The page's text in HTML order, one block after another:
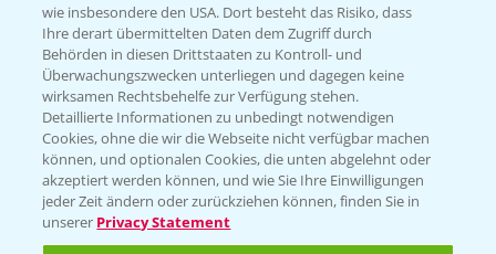
Hilfe in Notfällen
T.+49 (0)214/30-20220
Folgen Sie uns
wie insbesondere den USA. Dort besteht das Risiko, dass
Ihre derart übermittelten Daten dem Zugriff durch
Behörden in diesen Drittstaaten zu Kontroll- und
Überwachungszwecken unterliegen und dagegen keine
wirksamen Rechtsbehelfe zur Verfügung stehen.
Detaillierte Informationen zu unbedingt notwendigen
Cookies, ohne die wir die Webseite nicht verfügbar machen
können, und optionalen Cookies, die unten abgelehnt oder
akzeptiert werden können, und wie Sie Ihre Einwilligungen
jeder Zeit ändern oder zurückziehen können, finden Sie in
unserer Privacy Statement